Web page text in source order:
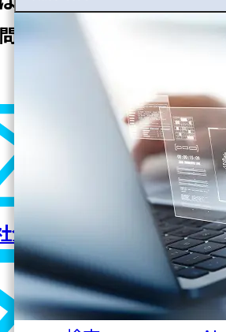
へ戻る
い合わせくださ
全般について